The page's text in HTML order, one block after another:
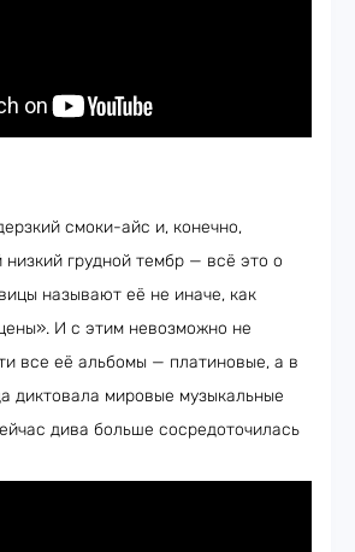
смоки-айс и, конечно,
грудной тембр — всё это о
называют её не иначе, как
И с этим невозможно не
все её альбомы — платиновые, а в
диктовала мировые музыкальные
дива больше сосредоточилась